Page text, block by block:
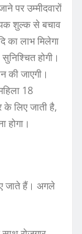
पर उम्मीदवारों
शुल्क से बचाव
का लाभ मिलेगा
होगी।
की जाएगी।
18
लिए जाती है,
होगा।
जाते हैं। अगले